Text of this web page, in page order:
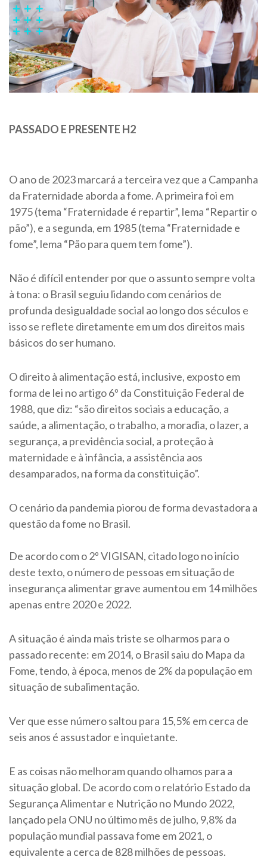
PASSADO E PRESENTE H2
O ano de 2023 marcará a terceira vez que a Campanha
da Fraternidade aborda a fome. A primeira foi em
1975 (tema “Fraternidade é repartir”, lema “Repartir o
pão”), e a segunda, em 1985 (tema “Fraternidade e
fome”, lema “Pão para quem tem fome”).
Não é difícil entender por que o assunto sempre volta
à tona: o Brasil seguiu lidando com cenários de
profunda desigualdade social ao longo dos séculos e
isso se reflete diretamente em um dos direitos mais
básicos do ser humano.
O direito à alimentação está, inclusive, exposto em
forma de lei no artigo 6º da Constituição Federal de
1988, que diz: “são direitos sociais a educação, a
saúde, a alimentação, o trabalho, a moradia, o lazer, a
segurança, a previdência social, a proteção à
maternidade e à infância, a assistência aos
desamparados, na forma da constituição”.
O cenário da pandemia piorou de forma devastadora a
questão da fome no Brasil.
De acordo com o 2º VIGISAN, citado logo no início
deste texto, o número de pessoas em situação de
insegurança alimentar grave aumentou em 14 milhões
apenas entre 2020 e 2022.
A situação é ainda mais triste se olharmos para o
passado recente: em 2014, o Brasil saiu do Mapa da
Fome, tendo, à época, menos de 2% da população em
situação de subalimentação.
Ver que esse número saltou para 15,5% em cerca de
seis anos é assustador e inquietante.
E as coisas não melhoram quando olhamos para a
situação global. De acordo com o relatório Estado da
Segurança Alimentar e Nutrição no Mundo 2022,
lançado pela ONU no último mês de julho, 9,8% da
população mundial passava fome em 2021, o
equivalente a cerca de 828 milhões de pessoas.